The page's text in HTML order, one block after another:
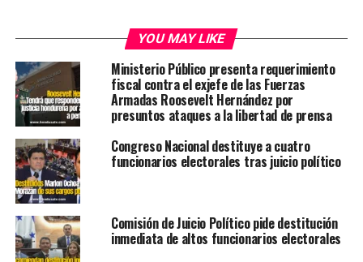
YOU MAY LIKE
Ministerio Público presenta requerimiento
fiscal contra el exjefe de las Fuerzas
Armadas Roosevelt Hernández por
presuntos ataques a la libertad de prensa
Congreso Nacional destituye a cuatro
funcionarios electorales tras juicio político
Comisión de Juicio Político pide destitución
inmediata de altos funcionarios electorales